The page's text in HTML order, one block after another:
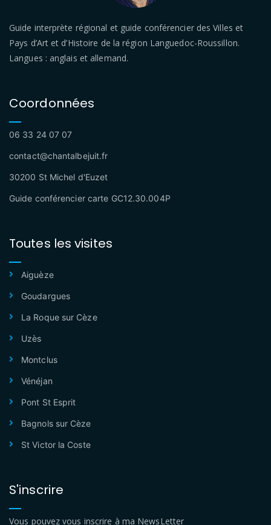
Guide interprète régional et guide conférencier des Villes et
Pays d’Art et d’Histoire de la région Languedoc-Roussillon.
Langues : anglais et allemand.
Coordonnées
06 33 24 07 07
contact@chantalbejuit.fr
30200 St Michel d'Euzet
Guide conférencier carte GC12.30.004P
Toutes les visites
Aiguèze
Goudargues
La Roque sur Cèze
Uzès
Montclus
Vénéjan
Pont St Esprit
Bagnols sur Cèze
St Victor la Coste
S'inscrire
Vous pouvez vous inscrire à ma NewsLetter